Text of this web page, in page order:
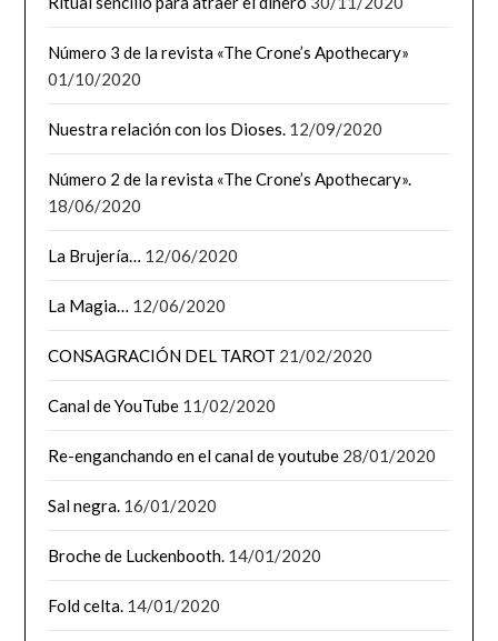
Número 3 de la revista «The Crone’s Apothecary»
01/10/2020
Nuestra relación con los Dioses. 12/09/2020
Número 2 de la revista «The Crone’s Apothecary».
18/06/2020
La Brujería… 12/06/2020
La Magia… 12/06/2020
CONSAGRACIÓN DEL TAROT 21/02/2020
Canal de YouTube 11/02/2020
Re-enganchando en el canal de youtube 28/01/2020
Sal negra. 16/01/2020
Broche de Luckenbooth. 14/01/2020
Fold celta. 14/01/2020